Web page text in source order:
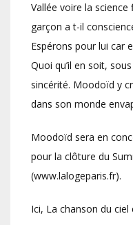
Vallée voire la
garçon a t-il
Espérons pour lui car
Quoi qu’il en soit,
sincérité. Moodoïd y
dans son monde
Moodoïd sera en
pour la clôture du
(www.lalogeparis.fr).
Ici, La chanson du ciel